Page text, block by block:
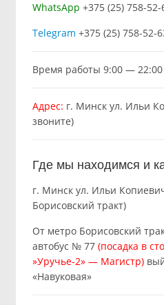
WhatsApp +375 (25) 758-52-
Telegram +375 (25) 758-52-
Время работы 9:00 — 22:00
Адрес: г. Минск ул. Ильи
звоните)
Где мы находимся и
г. Минск ул. Ильи
Борисовский тракт)
От метро Борисовский
автобус № 77 (посадка в
»Уручье-2» — Магистр)
«Навуковая»